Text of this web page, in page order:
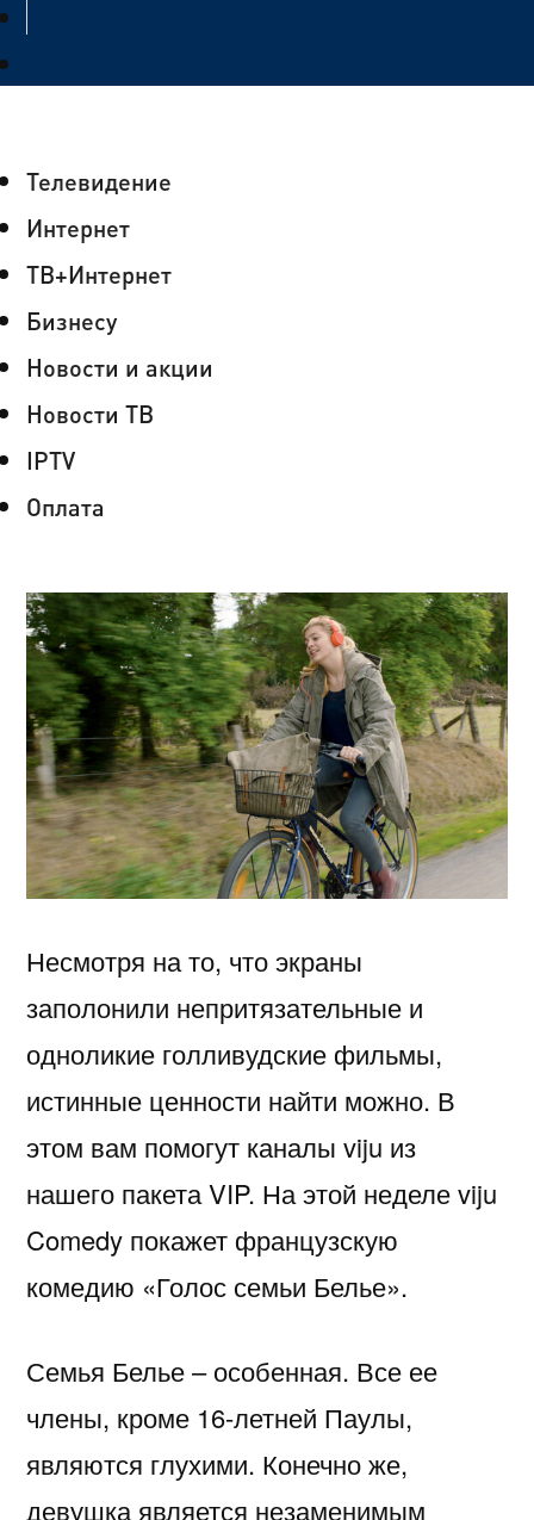
Телевидение
Интернет
ТВ+Интернет
Бизнесу
Новости и акции
Новости ТВ
IPTV
Оплата
Несмотря на то, что экраны
заполонили непритязательные и
одноликие голливудские фильмы,
истинные ценности найти можно. В
этом вам помогут каналы viju из
нашего пакета VIP. На этой неделе viju
Comedy покажет французскую
комедию «Голос семьи Белье».
Семья Белье – особенная. Все ее
члены, кроме 16-летней Паулы,
являются глухими. Конечно же,
девушка является незаменимым